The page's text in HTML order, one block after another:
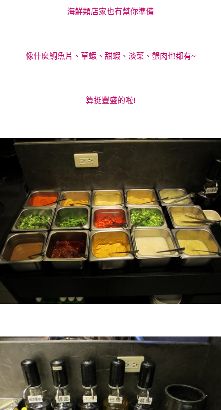
海鮮類店家也有幫你準備
像什麼鯛魚片、草蝦、甜蝦、淡菜、蟹肉也都有~
算挺豐盛的啦!